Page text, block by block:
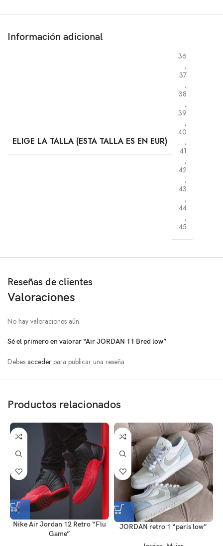
Información adicional
ELIGE LA TALLA (ESTA TALLA ES EN EUR)
36
,
37
,
38
,
39
,
40
,
41
,
42
,
43
,
44
,
45
Reseñas de clientes
Valoraciones
No hay valoraciones aún.
Sé el primero en valorar “Air JORDAN 11 Bred low”
Debesacceder para publicar una reseña.
Productos relacionados
Nike Air Jordan 12 Retro “Flu
Game”
JORDAN retro 1 “paris low”